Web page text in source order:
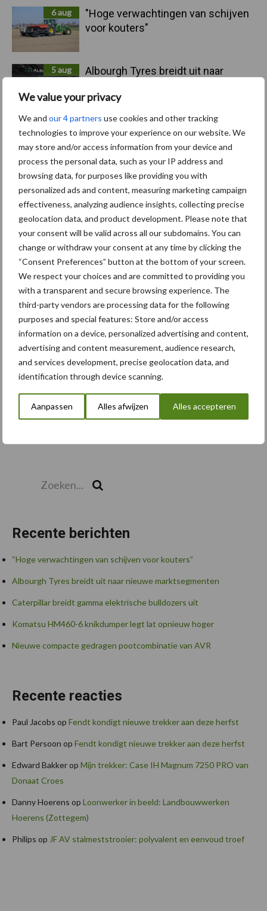
We value your privacy
We and our 4 partners use cookies and other tracking
technologies to improve your experience on our website. We
may store and/or access information from your device and
process the personal data, such as your IP address and
browsing data, for purposes like providing you with
personalized ads and content, measuring marketing campaign
effectiveness, analyzing audience insights, collecting precise
geolocation data, and product development. Please note that
your consent will be valid across all our subdomains. You can
change or withdraw your consent at any time by clicking the
“Consent Preferences” button at the bottom of your screen.
We respect your choices and are committed to providing you
with a transparent and secure browsing experience. The
third-party vendors are processing data for the following
purposes and special features: Store and/or access
information on a device, personalized advertising and content,
advertising and content measurement, audience research,
and services development, precise geolocation data, and
identification through device scanning.
Aanpassen Alles afwijzen Alles accepteren
6 aug
"Hoge verwachtingen van schijven
voor kouters"
5 aug
Albourgh Tyres breidt uit naar
Caterpillar breidt gamma
elektrische bulldozers uit
5 aug
Komatsu HM460-6 knikdumper legt
lat opnieuw hoger
Nieuwe compacte gedragen
pootcombinatie van AVR
Toon meer
Recente berichten
“Hoge verwachtingen van schijven voor kouters”
Albourgh Tyres breidt uit naar nieuwe marktsegmenten
Caterpillar breidt gamma elektrische bulldozers uit
Komatsu HM460-6 knikdumper legt lat opnieuw hoger
Nieuwe compacte gedragen pootcombinatie van AVR
Recente reacties
Paul Jacobs op Fendt kondigt nieuwe trekker aan deze herfst
Bart Persoon op Fendt kondigt nieuwe trekker aan deze herfst
Edward Bakkerop Mijn trekker: Case IH Magnum 7250 PRO van
Donaat Croes
Danny Hoerens op Loonwerker in beeld: Landbouwwerken
Hoerens (Zottegem)
Philips op JF AV stalmeststrooier: polyvalent en eenvoud troef